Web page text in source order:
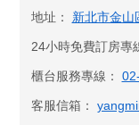
地址： 新北市金山
24小時免費訂房專
櫃台服務專線：
客服信箱：